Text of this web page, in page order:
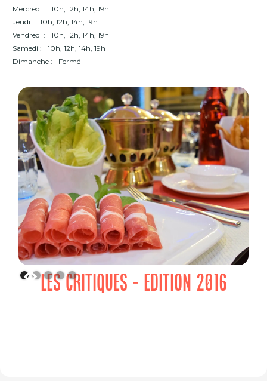
Mercredi :
10h, 12h, 14h, 19h
Jeudi :
10h, 12h, 14h, 19h
Vendredi :
10h, 12h, 14h, 19h
Samedi :
10h, 12h, 14h, 19h
Dimanche :
Fermé
LES CRITIQUES - EDITION 2016